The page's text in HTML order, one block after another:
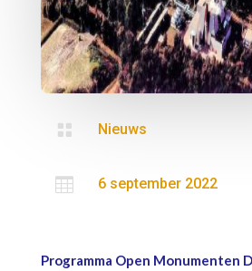
 Nieuws
 6 september 2022
Programma Open Monumenten